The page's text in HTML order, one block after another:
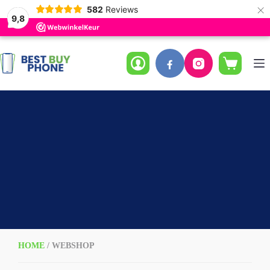
9,8
582 Reviews ×
Ga
naar
de
inhoud
HOME / WEBSHOP